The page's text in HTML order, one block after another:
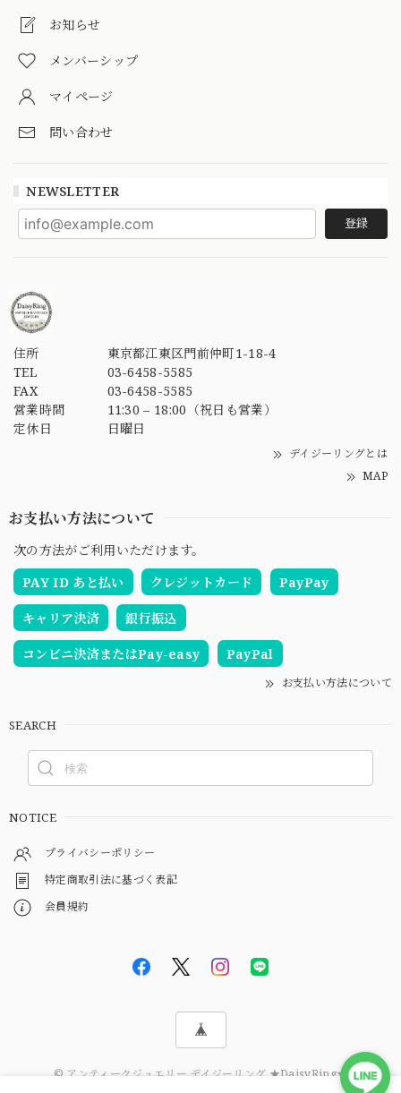
お知らせ
メンバーシップ
マイページ
問い合わせ
NEWSLETTER
登録
住所
東京都江東区門前仲町1-18-4
TEL
03-6458-5585
FAX
03-6458-5585
営業時間
11:30 – 18:00（祝日も営業）
定休日
日曜日
デイジーリングとは
MAP
お支払い方法について
次の方法がご利用いただけます。
PAY ID あと払い
クレジットカード PayPay
キャリア決済 銀行振込
コンビニ決済またはPay-easy PayPal
お支払い方法について
SEARCH
NOTICE
プライバシーポリシー
特定商取引法に基づく表記
会員規約
© アンティークジュエリー デイジーリング ★DaisyRing★